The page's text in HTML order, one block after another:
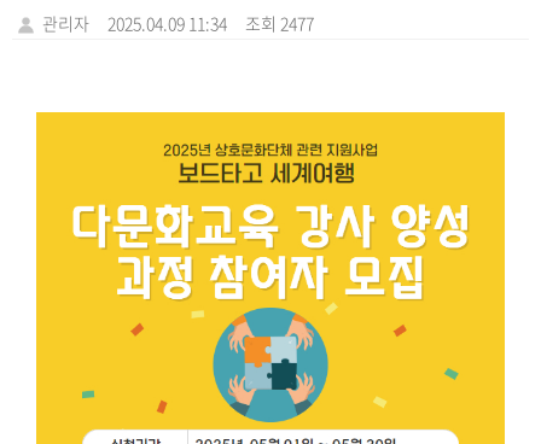
관리자 2025.04.09 11:34 조회 2477